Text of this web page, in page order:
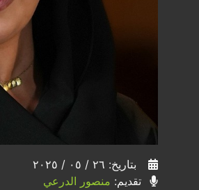
بتاريخ: ٢٦ / ٠٥ / ٢٠٢٥
تقديم: منصور الدرعي